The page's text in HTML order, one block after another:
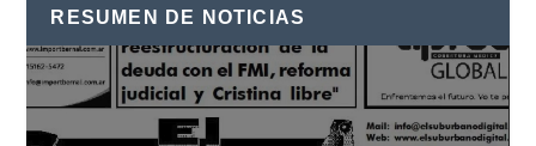
RESUMEN DE NOTICIAS
Reproductor
de
vídeo